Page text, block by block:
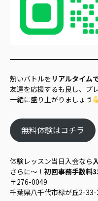
熱いバトルを リアルタイム
友達を応援するも良し、プ
一緒に盛り上がりましょう
無料体験はコチラ
体験レッスン当日入会なら
さらに～！ 初回事務手数料
〒276-0049
千葉県八千代市緑が丘2-